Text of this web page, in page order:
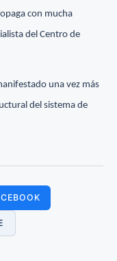
con mucha
del Centro de
una vez más
del sistema de